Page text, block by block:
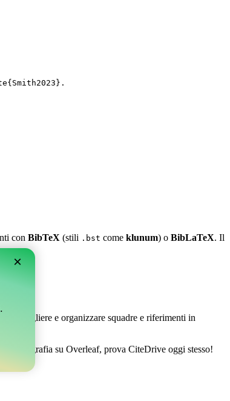
{ Smith2023 }.
con BibTeX (stili .bst come klunum) o BibLaTeX. Il
raccogliere e organizzare squadre e riferimenti in
bibliografia su Overleaf, prova CiteDrive oggi stesso!
×